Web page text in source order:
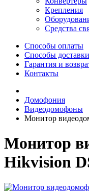
Крепления
Средства
Способы оплаты
Способы доставки
Гарантия и
Контакты
Домофония
Видеодомофоны
Монитор
Монитор
Hikvision